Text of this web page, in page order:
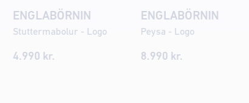
ENGLABÖRNIN
Stuttermabolur - Logo
4.990 kr.
ENGLABÖRNIN
Peysa - Logo
8.990 kr.